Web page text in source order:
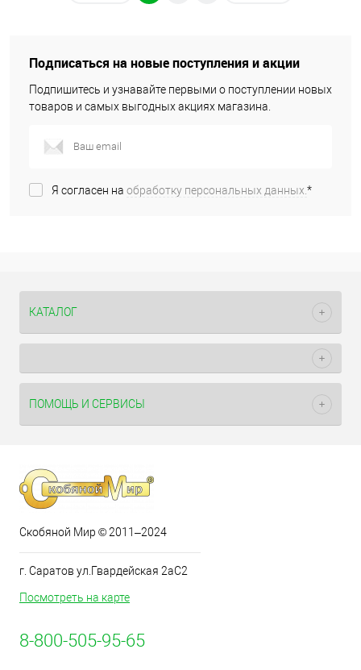
Подписаться на новые поступления и акции
Подпишитесь и узнавайте первыми о поступлении новых
товаров и самых выгодных акциях магазина.
Я согласен на обработку персональных данных.*
КАТАЛОГ
ПОМОЩЬ И СЕРВИСЫ
Скобяной Мир © 2011–2024
г. Саратов ул.Гвардейская 2аС2
Посмотреть на карте
8-800-505-95-65